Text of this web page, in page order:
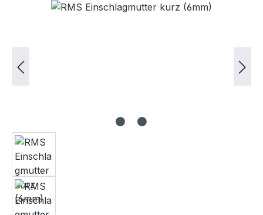
Bildergalerie überspringen